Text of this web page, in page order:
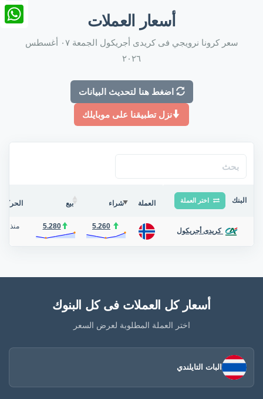
أسعار العملات
سعر كرونا نرويجي فى كريدى أجريكول الجمعة ٠٧ أغسطس
٢٠٢٦
اضغط هنا لتحديث البيانات
نزل تطبيقنا على موبايلك
البنك اختر العملة العملة شراء بيع الحركة
كريدى أجريكول
5.260
5.280 منذ
أسعار كل العملات فى كل البنوك
اختر العملة المطلوبة لعرض السعر
البات التايلندي